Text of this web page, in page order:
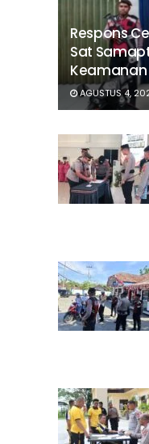
Respons
Sat
Keamanan
AGUSTUS 4,